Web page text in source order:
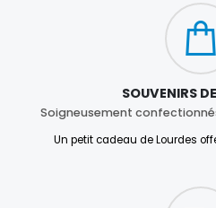
SOUVENIRS
Soigneusement
Un petit cadeau de Lourdes